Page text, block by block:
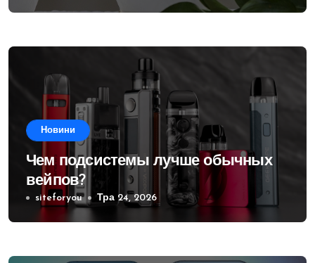
Новини
Чем подсистемы лучше обычных
вейпов?
siteforyou Тра 24, 2026